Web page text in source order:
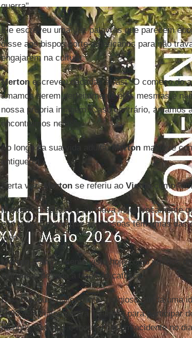
guerra".
Ele escreveu uma vez palavras que parecem
disse aos bispos norte-americanos para não
engajarem na cultura.
Mertonescreveu décadas atrás: "O começo do
amamos serem perfeitamente elas mesmas e
nossa própria imagem. Caso contrário, amamos
encontramos nelas".
Ao longo da sua vida adulta,Mertonmanteve
antiguerra.
Certa vez,Mertonse referiu ao Vietnãcomo
Mertonacreditava e afirmava inequivocamente
não tanto o medo que as pessoas têm umas
tudo".
Merton
é amplamente visto hoje como um dos
influentes de toda a tradição católica.
Ele abraçou o diálogo inter-religioso, ainda uma
1960. Ele viajou para a Tailândia para participar
monges budistas e morreu em um acidente no